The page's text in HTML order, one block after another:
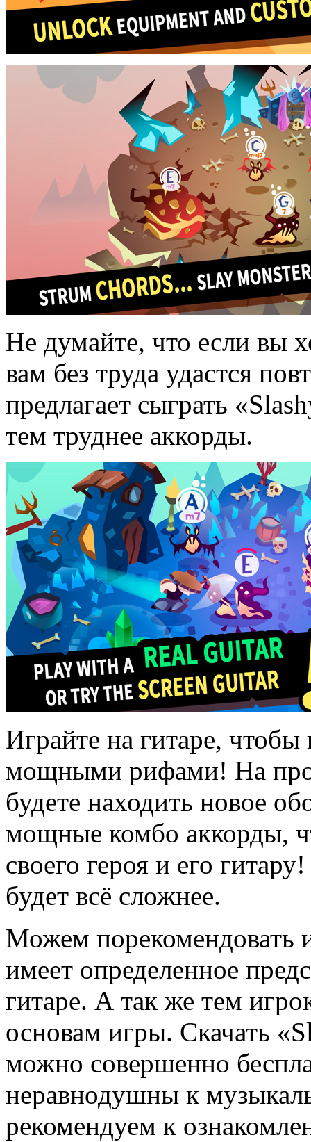
Не думайте, что если вы
вам без труда удастся
предлагает сыграть
тем труднее аккорды.
Играйте на гитаре,
мощными рифами! На
будете находить новое
мощные комбо аккорды,
своего героя и его
будет всё сложнее.
Можем порекомендовать
имеет определенное
гитаре. А так же тем
основам игры. Скачать
можно совершенно
неравнодушны к
рекомендуем к